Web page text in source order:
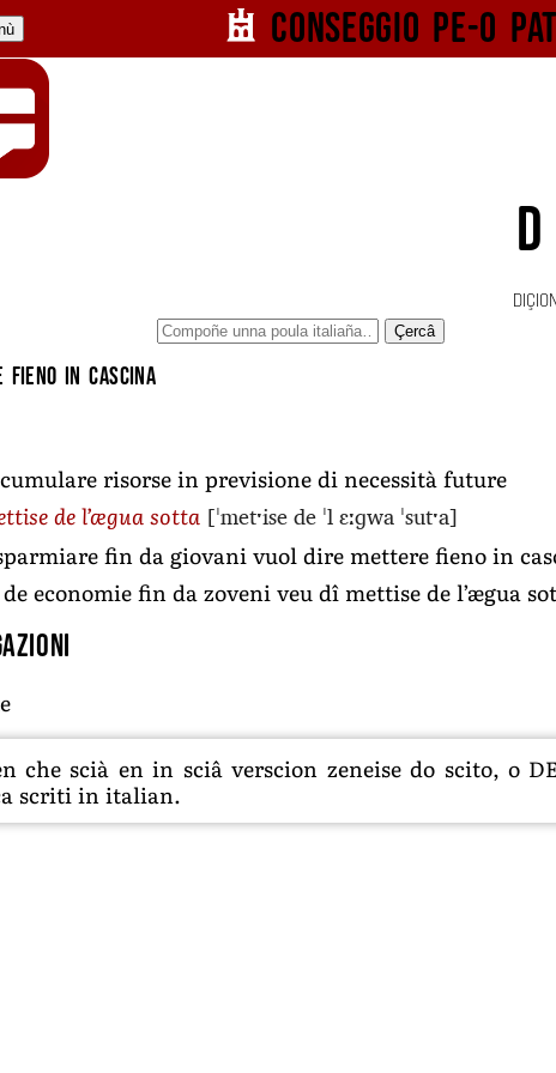
Conseggio pe-o
Çercâ
fieno in cascina
risorse in previsione di necessità future
de l’ægua sotta [ˈmetˑise de ˈl ɛːɡwa ˈsutˑa]
fin da giovani vuol dire mettere fieno in
economie fin da zoveni veu dî mettise de l’ægua
che scià en in sciâ verscion zeneise do scito, o
scriti in italian.